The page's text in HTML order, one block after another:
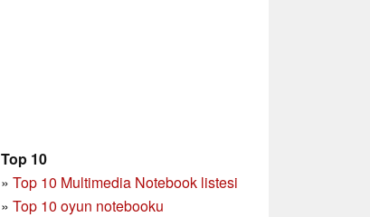
Top 10
» Top 10 Multimedia Notebook listesi
» Top 10 oyun notebooku